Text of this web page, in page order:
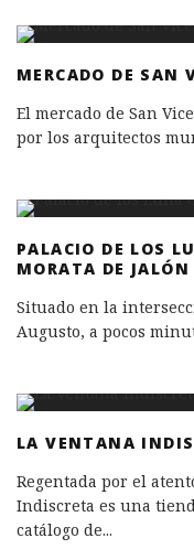
MERCADO DE SAN
El mercado de San
por los arquitectos
PALACIO DE LOS
MORATA DE JALÓN
Situado en la
Augusto, a pocos
LA VENTANA
Regentada por el
Indiscreta es una
catálogo de...